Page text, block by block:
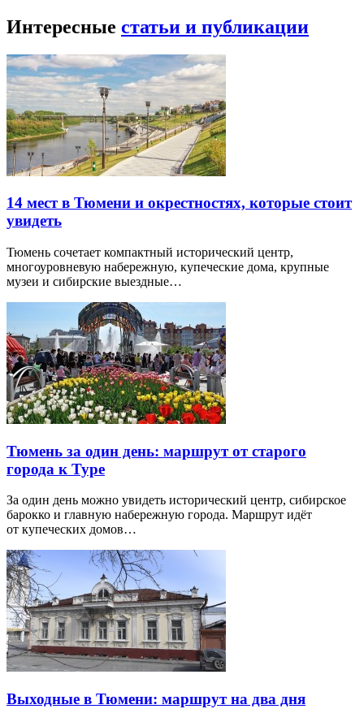
Интересные статьи и публикации
14 мест в Тюмени и окрестностях, которые стоит
увидеть
Тюмень сочетает компактный исторический центр,
многоуровневую набережную, купеческие дома, крупные
музеи и сибирские выездные…
Тюмень за один день: маршрут от старого
города к Туре
За один день можно увидеть исторический центр, сибирское
барокко и главную набережную города. Маршрут идёт
от купеческих домов…
Выходные в Тюмени: маршрут на два дня